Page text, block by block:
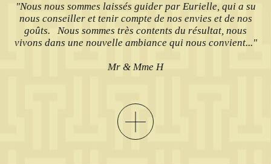
"Nous nous sommes laissés guider par Eurielle, qui a su
nous conseiller et tenir compte de nos envies et de nos
goûts. Nous sommes très contents du résultat, nous
vivons dans une nouvelle ambiance qui nous convient..."
Mr & Mme H